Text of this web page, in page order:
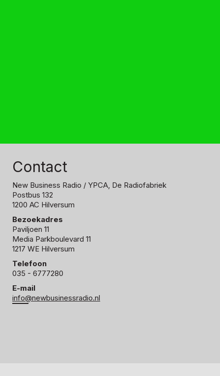
Contact
New Business Radio / YPCA, De Radiofabriek
Postbus 132
1200 AC Hilversum
Bezoekadres
Paviljoen 11
Media Parkboulevard 11
1217 WE Hilversum
Telefoon
035 - 6777280
E-mail
info@newbusinessradio.nl